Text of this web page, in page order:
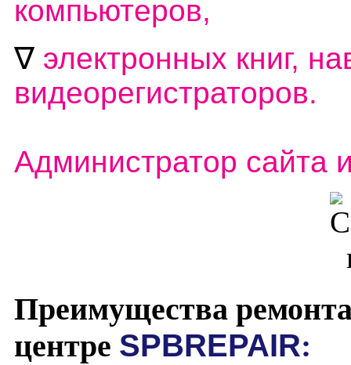
компьютеров,
∇ электронных книг,
видеорегистраторов.
Администратор сайта
Преимущества
центре SPBREPAIR: